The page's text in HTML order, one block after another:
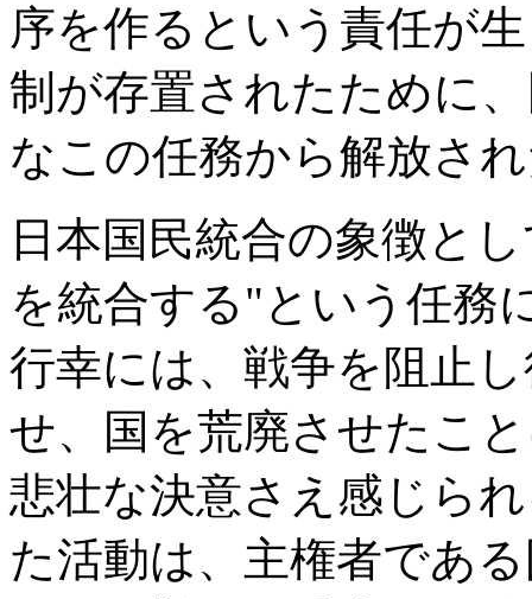
序を作るという責任が
制が存置されたために
なこの任務から解放さ
日本国民統合の象徴と
を統合する"という任務
行幸には、戦争を阻止
せ、国を荒廃させたこ
悲壮な決意さえ感じら
た活動は、主権者であ